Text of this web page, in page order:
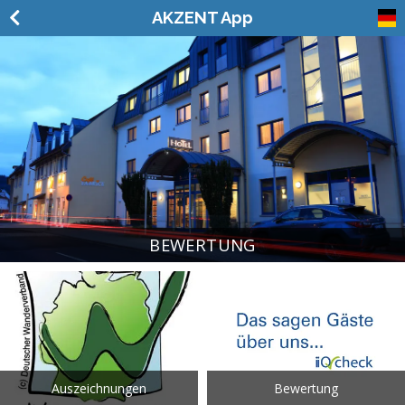
AKZENT App
BEWERTUNG
Auszeichnungen Bewertung